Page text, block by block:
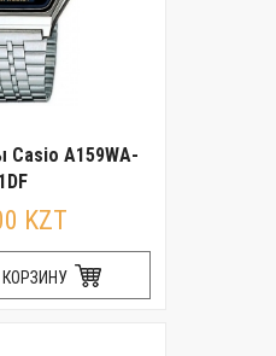
Casio A159WA-
KZT